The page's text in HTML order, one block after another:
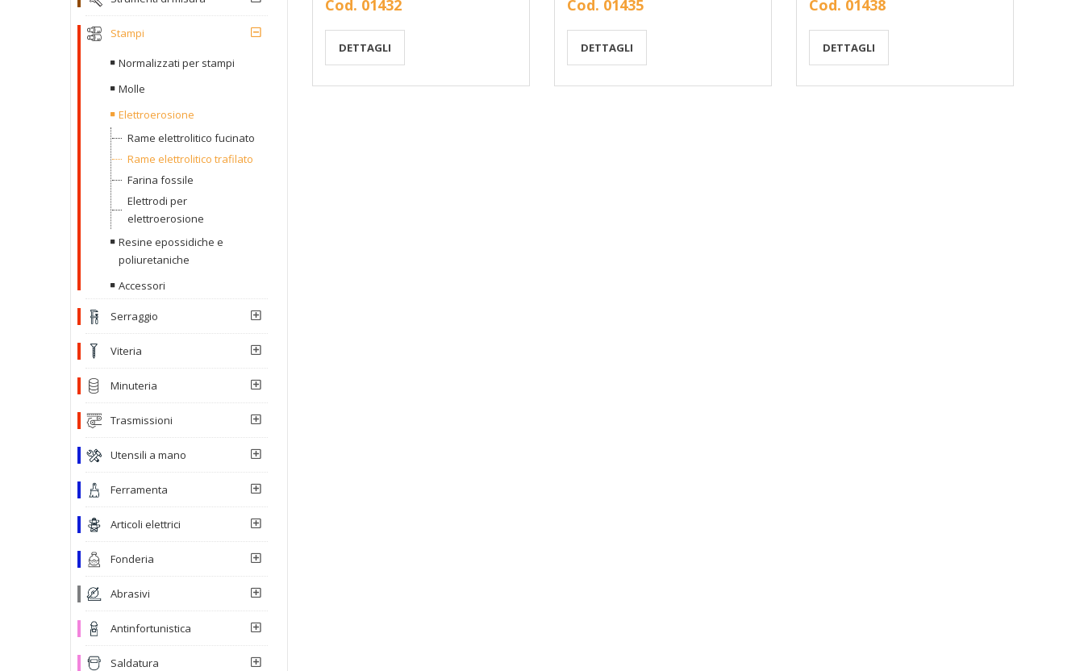
Cod. 01432
DETTAGLI
Cod. 01435
DETTAGLI
Cod. 01438
DETTAGLI
Stampi
Normalizzati per stampi
Molle
Elettroerosione
Rame elettrolitico fucinato
Rame elettrolitico trafilato
Farina fossile
Elettrodi per
elettroerosione
Resine epossidiche e
poliuretaniche
Accessori
Serraggio
Viteria
Minuteria
Trasmissioni
Utensili a mano
Ferramenta
Articoli elettrici
Fonderia
Abrasivi
Antinfortunistica
Saldatura